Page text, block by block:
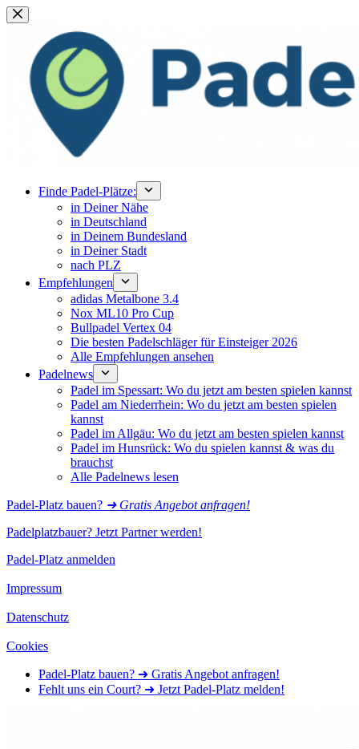
Zum
Inhalt
springen
Finde Padel-Plätze:
in Deiner Nähe
in Deutschland
in Deinem Bundesland
in Deiner Stadt
nach PLZ
Empfehlungen
adidas Metalbone 3.4
Nox ML10 Pro Cup
Bullpadel Vertex 04
Die besten Padelschläger für Einsteiger 2026
Alle Empfehlungen ansehen
Padelnews
Padel im Spessart: Wo du jetzt am besten spielen kannst
Padel am Niederrhein: Wo du jetzt am besten spielen
kannst
Padel im Allgäu: Wo du jetzt am besten spielen kannst
Padel im Hunsrück: Wo du spielen kannst & was du
brauchst
Alle Padelnews lesen
Padel-Platz bauen? ➜ Gratis Angebot anfragen!
Padelplatzbauer? Jetzt Partner werden!
Padel-Platz anmelden
Impressum
Datenschutz
Cookies
Padel-Platz bauen? ➜ Gratis Angebot anfragen!
Fehlt uns ein Court? ➜ Jetzt Padel-Platz melden!